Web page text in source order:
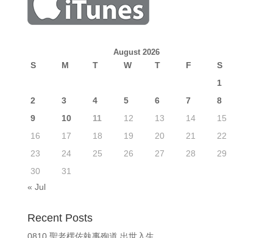
August 2026
S M T W T F
S
1
2
3 4 5 6 7
8
9
10 11 12 13 14
15
16
17 18 19 20 21
22
23
24 25 26 27 28
29
30
31
« Jul
Recent Posts